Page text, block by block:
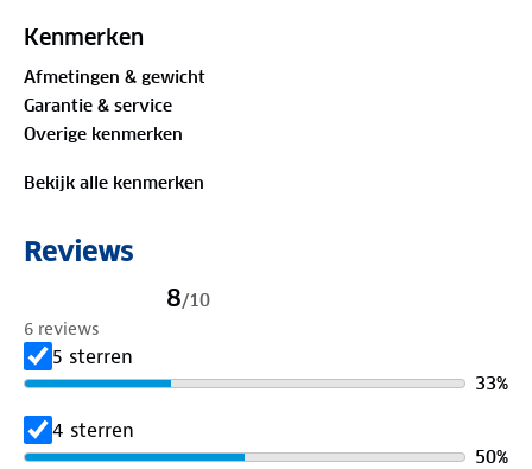
gebruik laat je het nekkussen eenvoudig leeglopen
Kenmerken
Afmetingen & gewicht
Garantie & service
Overige kenmerken
Bekijk alle kenmerken
Reviews
8/10
6 reviews
5 sterren
33%
4 sterren
50%